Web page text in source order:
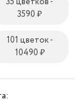
3590 ₽
101 цветок -
10490 ₽